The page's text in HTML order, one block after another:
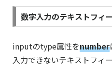
数字入力のテキストフィ
inputのtype属性をnumber
入力できないテキストフィ